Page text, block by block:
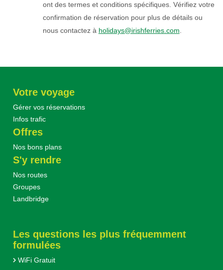
ont des termes et conditions spécifiques. Vérifiez votre
confirmation de réservation pour plus de détails ou
nous contactez à holidays@irishferries.com
Votre voyage
Gérer vos réservations
Infos trafic
Offres
Nos bons plans
S'y rendre
Nos routes
Groupes
Landbridge
Les questions les plus fréquemment
formulées
WiFi Gratuit